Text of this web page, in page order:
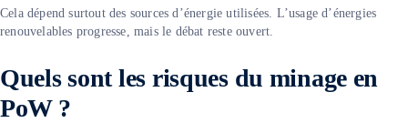
Cela dépend surtout des sources d’énergie utilisées. L’usage d’énergies
renouvelables progresse, mais le débat reste ouvert.
Quels sont les risques du minage en
PoW ?